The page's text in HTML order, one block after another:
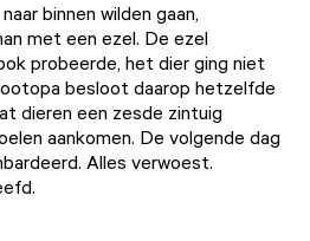
binnen wilden gaan,
met een ezel. De ezel
probeerde, het dier ging niet
besloot daarop hetzelfde
dieren een zesde zintuig
aankomen. De volgende dag
Alles verwoest.